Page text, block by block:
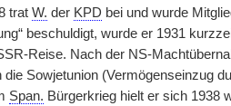
trat W. der KPD bei und wurde
beschuldigt, wurde er 1931
Reise. Nach der NS-
Sowjetunion (Vermögenseinzug
Span. Bürgerkrieg hielt er sich 1938